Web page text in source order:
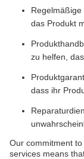
das Produkt
zu helfen,
dass ihr
Our commitment
services means